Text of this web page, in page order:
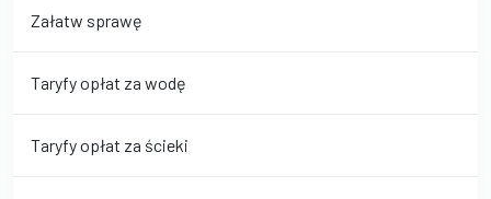
Załatw sprawę
Taryfy opłat za wodę
Taryfy opłat za ścieki